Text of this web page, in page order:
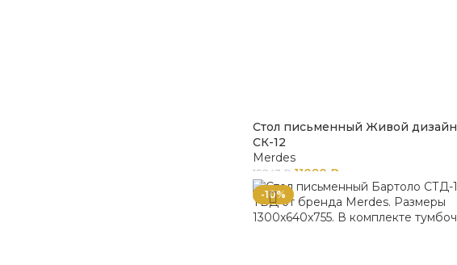
Стол письменный Живой дизайн
СК-12
Merdes
15843 ₽ 11090 ₽
-10%